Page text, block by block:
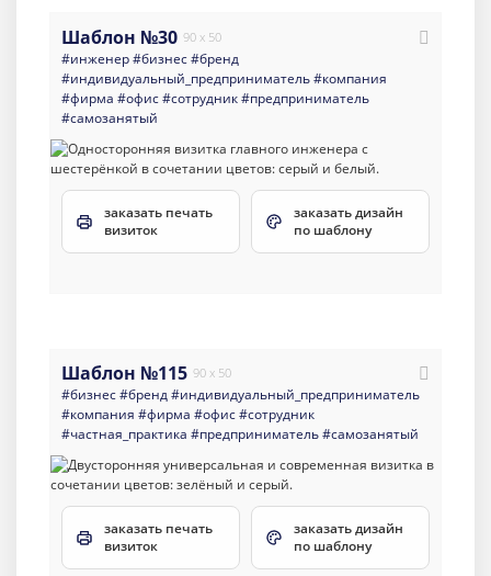
Шаблон №30 90 x 50
#инженер#бизнес#бренд
#индивидуальный_предприниматель#компания
#фирма #офис#сотрудник#предприниматель
#самозанятый
заказать печать
визиток
заказать дизайн
по шаблону
Шаблон №115 90 x 50
#бизнес#бренд#индивидуальный_предприниматель
#компания #фирма #офис#сотрудник
#частная_практика #предприниматель#самозанятый
заказать печать
визиток
заказать дизайн
по шаблону